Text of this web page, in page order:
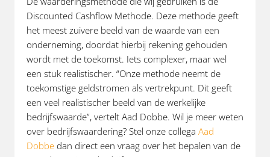
Discounted Cashflow Methode. Deze methode geeft
het meest zuivere beeld van de waarde van een
onderneming, doordat hierbij rekening gehouden
wordt met de toekomst. Iets complexer, maar wel
een stuk realistischer. “Onze methode neemt de
toekomstige geldstromen als vertrekpunt. Dit geeft
een veel realistischer beeld van de werkelijke
bedrijfswaarde”, vertelt Aad Dobbe. Wil je meer weten
over bedrijfswaardering? Stel onze collega Aad
Dobbe dan direct een vraag over het bepalen van de